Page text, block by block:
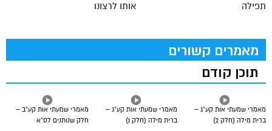
אותו לרצונו
תפילה
מאמרים קשורים
תוכן קודם
מאמרי שמעתי אות קע”ב –
חלק שנותנים לס”א
מאמרי שמעתי אות קע”ג –
ברית מילה (חלק 1)
מאמרי שמעתי אות קע”ג –
ברית מילה (חלק 2)